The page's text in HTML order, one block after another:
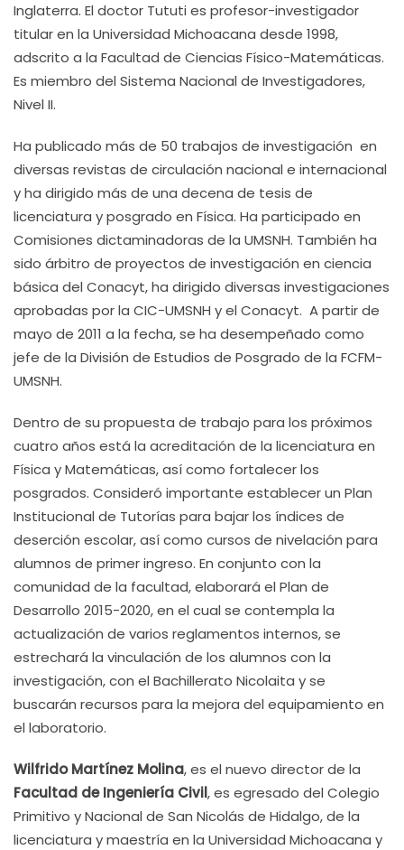
Inglaterra. El doctor Tututi es profesor-investigador
titular en la Universidad Michoacana desde 1998,
adscrito a la Facultad de Ciencias Físico-Matemáticas.
Es miembro del Sistema Nacional de Investigadores,
Nivel II.
Ha publicado más de 50 trabajos de investigación en
diversas revistas de circulación nacional e internacional
y ha dirigido más de una decena de tesis de
licenciatura y posgrado en Física. Ha participado en
Comisiones dictaminadoras de la UMSNH. También ha
sido árbitro de proyectos de investigación en ciencia
básica del Conacyt, ha dirigido diversas investigaciones
aprobadas por la CIC-UMSNH y el Conacyt. A partir de
mayo de 2011 a la fecha, se ha desempeñado como
jefe de la División de Estudios de Posgrado de la FCFM-
UMSNH.
Dentro de su propuesta de trabajo para los próximos
cuatro años está la acreditación de la licenciatura en
Física y Matemáticas, así como fortalecer los
posgrados. Consideró importante establecer un Plan
Institucional de Tutorías para bajar los índices de
deserción escolar, así como cursos de nivelación para
alumnos de primer ingreso. En conjunto con la
comunidad de la facultad, elaborará el Plan de
Desarrollo 2015-2020, en el cual se contempla la
actualización de varios reglamentos internos, se
estrechará la vinculación de los alumnos con la
investigación, con el Bachillerato Nicolaita y se
buscarán recursos para la mejora del equipamiento en
el laboratorio.
Wilfrido Martínez Molina, es el nuevo director de la
Facultad de Ingeniería Civil, es egresado del Colegio
Primitivo y Nacional de San Nicolás de Hidalgo, de la
licenciatura y maestría en la Universidad Michoacana y